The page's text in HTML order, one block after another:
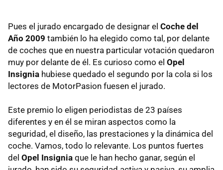
Pues el jurado encargado de designar el Coche del
Año 2009 también lo ha elegido como tal, por delante
de coches que en nuestra particular votación quedaron
muy por delante de él. Es curioso como el Opel
Insignia hubiese quedado el segundo por la cola si los
lectores de MotorPasion fuesen el jurado.
Este premio lo eligen periodistas de 23 países
diferentes y en él se miran aspectos como la
seguridad, el diseño, las prestaciones y la dinámica del
coche. Vamos, todo lo relevante. Los puntos fuertes
del Opel Insignia que le han hecho ganar, según el